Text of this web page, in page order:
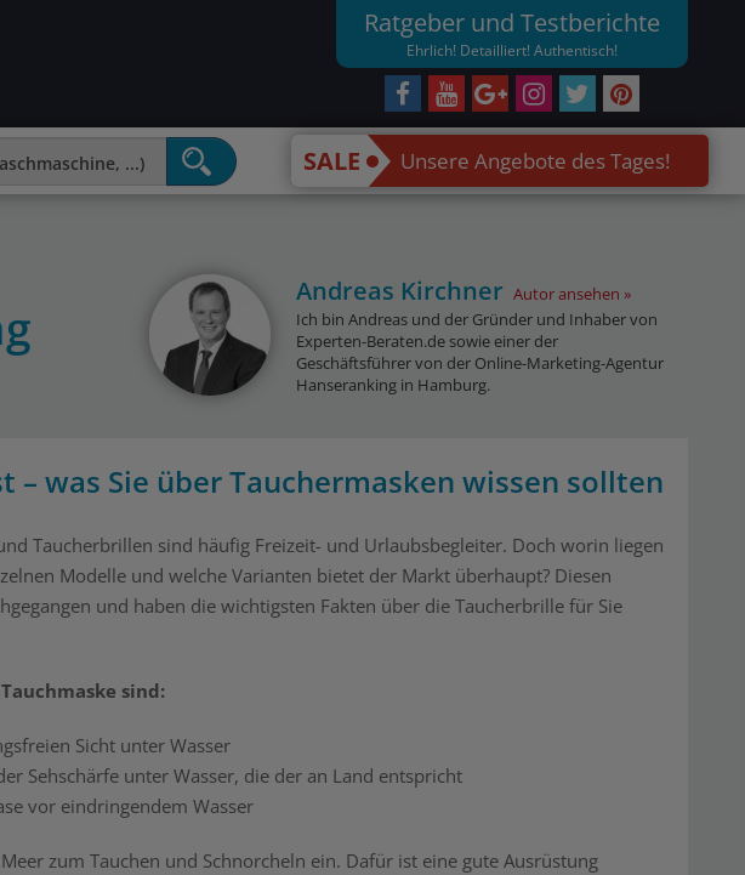
Ratgeber und Testberichte
Ehrlich! Detailliert! Authentisch!
SALE Unsere Angebote des Tages!
Andreas Kirchner Autor ansehen
Ich bin Andreas und der Gründer und Inhaber von
Experten-Beraten.de sowie einer der
Geschäftsführer von der Online-Marketing-Agentur
Hanseranking in Hamburg.
– was Sie über Tauchermasken wissen sollten
Taucherbrillen sind häufig Freizeit- und Urlaubsbegleiter. Doch worin liegen
Modelle und welche Varianten bietet der Markt überhaupt? Diesen
und haben die wichtigsten Fakten über die Taucherbrille für Sie
sind:
Sicht unter Wasser
Sehschärfe unter Wasser, die der an Land entspricht
vor eindringendem Wasser
zum Tauchen und Schnorcheln ein. Dafür ist eine gute Ausrüstung